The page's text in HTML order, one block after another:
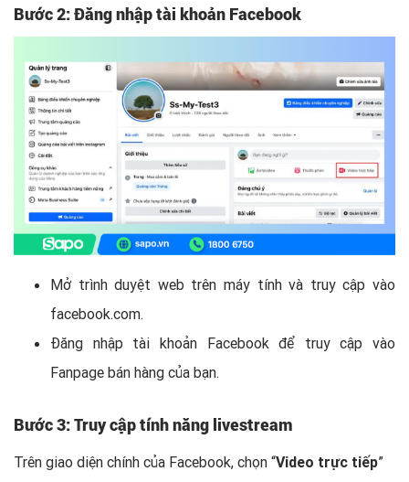
Bước 2: Đăng nhập tài khoản Facebook
Mở trình duyệt web trên máy tính và truy cập vào
facebook.com.
Đăng nhập tài khoản Facebook để truy cập vào
Fanpage bán hàng của bạn.
Bước 3: Truy cập tính năng livestream
Trên giao diện chính của Facebook, chọn “Video trực tiếp”